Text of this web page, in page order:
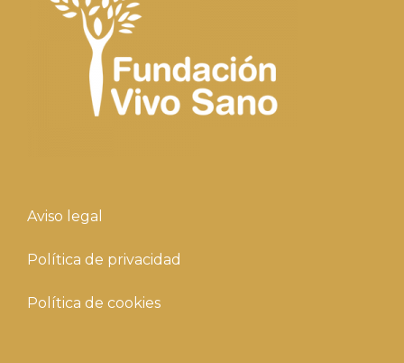
Aviso legal
Política de privacidad
Política de cookies